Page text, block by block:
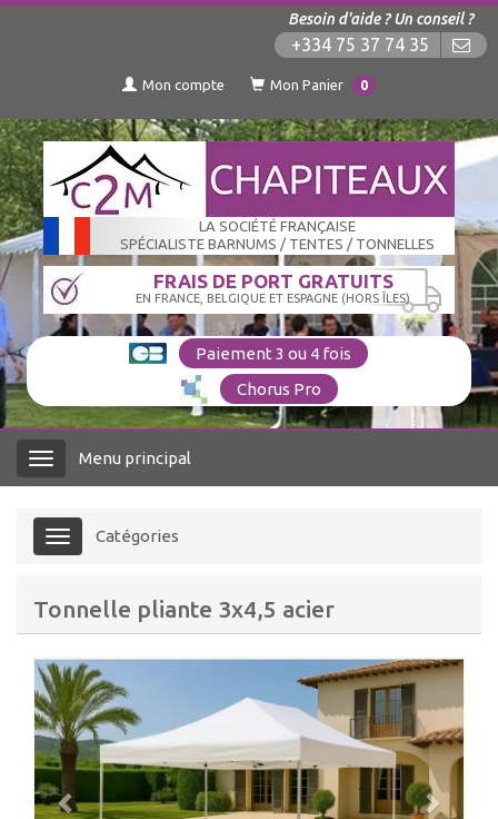
Besoin d'aide ? Un conseil ?
+334 75 37 74 35
Mon compte Mon Panier 0
LA SOCIÉTÉ FRANÇAISE
SPÉCIALISTE BARNUMS / TENTES / TONNELLES
FRAIS DE PORT GRATUITS
EN FRANCE, BELGIQUE ET ESPAGNE (HORS ÎLES)
Paiement 3 ou 4 fois
Chorus Pro
Menu Menu principal
Menu Catégories
Tonnelle pliante 3x4,5 acier